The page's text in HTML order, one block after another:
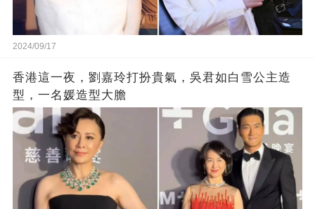
2024/09/17
香港這一夜，劉嘉玲打扮貴氣，吳君如白雪公主造
型，一名媛造型大膽